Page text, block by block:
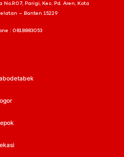
Parigi, Kec. Pd. Aren, Kota
– Banten 15229
: 0818883053